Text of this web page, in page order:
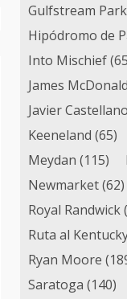
Gulfstream Park
Hipódromo de
Into Mischief
James McDonald
Javier Castellano
Keeneland (65)
Meydan (115)
Newmarket(62)
Royal Randwick
Ruta al
Ryan Moore
Saratoga (140)